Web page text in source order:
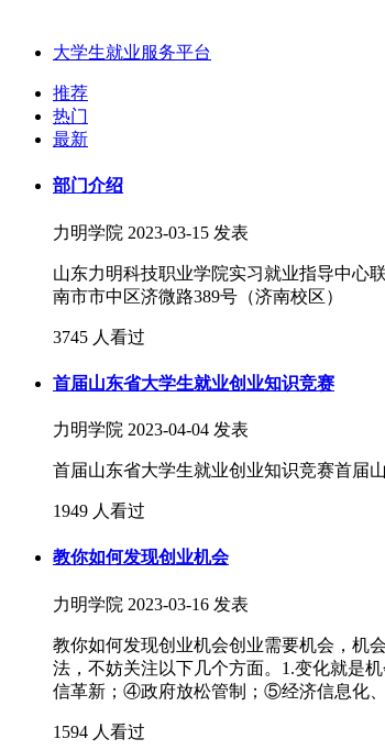
大学生就业服务平台
推荐
热门
最新
部门介绍
力明学院 2023-03-15 发表
山东力明科技职业学院实习就业指导中心
南市市中区济微路389号（济南校区）
3745 人看过
首届山东省大学生就业创业知识竞赛
力明学院 2023-04-04 发表
首届山东省大学生就业创业知识竞赛首届
1949 人看过
教你如何发现创业机会
力明学院 2023-03-16 发表
教你如何发现创业机会创业需要机会，机
法，不妨关注以下几个方面。1.变化就是
信革新；④政府放松管制；⑤经济信息化
1594 人看过